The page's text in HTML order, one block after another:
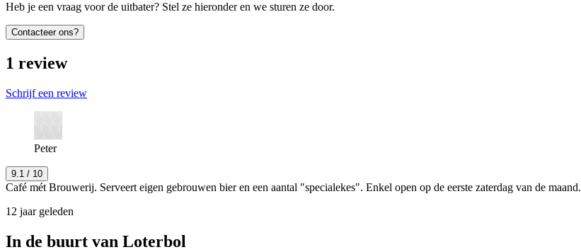
Heb je een vraag voor de uitbater? Stel ze hieronder en we sturen ze door.
Contacteer ons?
1 review
Schrijf een review
Peter
9.1 / 10
Café mét Brouwerij. Serveert eigen gebrouwen bier en een aantal "specialekes". Enkel open op de eerste zaterdag van de maand.
12 jaar geleden
In de buurt van Loterbol